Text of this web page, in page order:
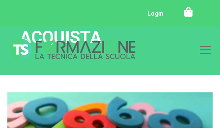
Login
ACQUISTA